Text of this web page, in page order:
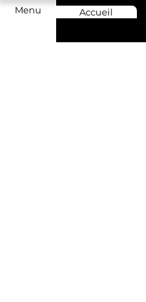
Menu Accueil